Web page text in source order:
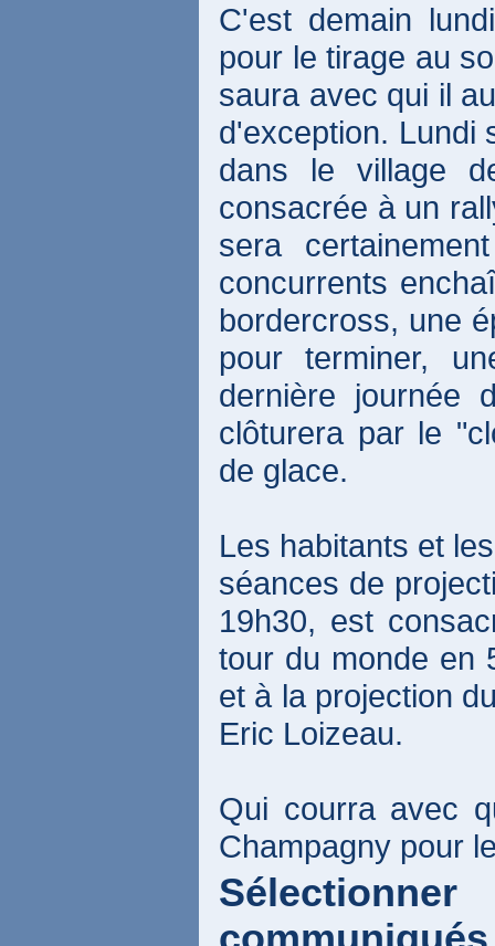
C'est demain
pour le tirage au
saura avec qui il
d'exception. Lundi
dans le village
consacrée à un
sera
concurrents
bordercross, une
pour terminer,
dernière journée
clôturera par le
de glace.
Les habitants et
séances de
19h30, est
tour du monde en
et à la projection
Eric Loizeau.
Qui courra avec
Champagny pour